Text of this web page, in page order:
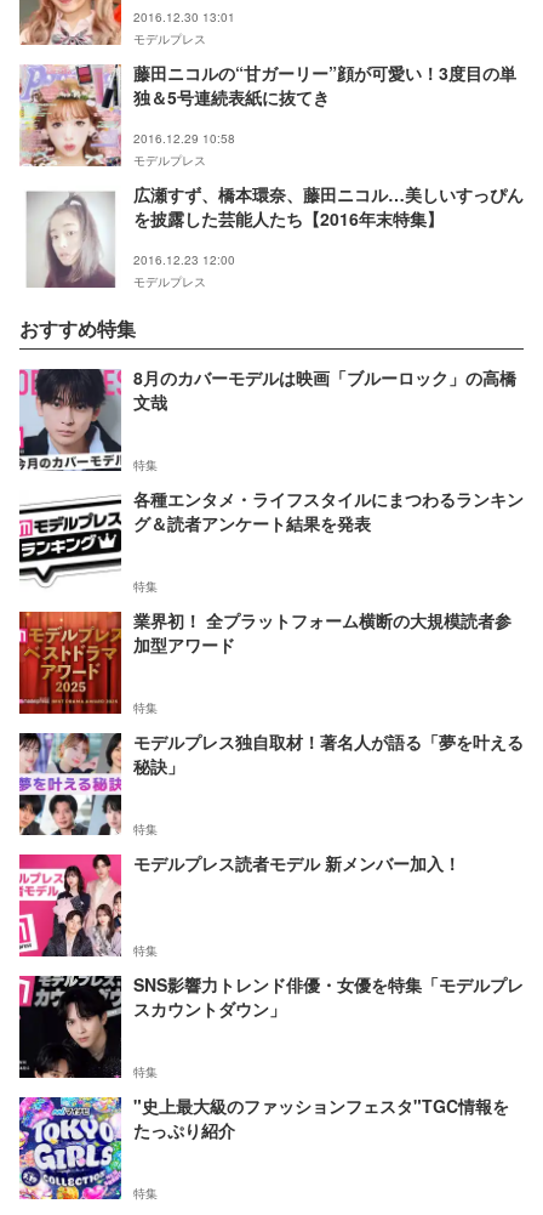
2016.12.30 13:01
モデルプレス
藤田ニコルの“甘ガーリー”顔が可愛い！3度目の単
独＆5号連続表紙に抜てき
2016.12.29 10:58
モデルプレス
広瀬すず、橋本環奈、藤田ニコル…美しいすっぴん
を披露した芸能人たち【2016年末特集】
2016.12.23 12:00
モデルプレス
おすすめ特集
8月のカバーモデルは映画「ブルーロック」の高橋
文哉
特集
各種エンタメ・ライフスタイルにまつわるランキン
グ＆読者アンケート結果を発表
特集
業界初！ 全プラットフォーム横断の大規模読者参
加型アワード
特集
モデルプレス独自取材！著名人が語る「夢を叶える
秘訣」
特集
モデルプレス読者モデル 新メンバー加入！
特集
SNS影響力トレンド俳優・女優を特集「モデルプレ
スカウントダウン」
特集
"史上最大級のファッションフェスタ"TGC情報を
たっぷり紹介
特集